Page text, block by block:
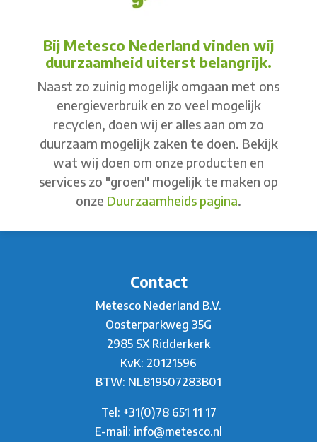
Bij Metesco Nederland vinden wij
duurzaamheid uiterst belangrijk.
Naast zo zuinig mogelijk omgaan met ons
energieverbruik en zo veel mogelijk
recyclen, doen wij er alles aan om zo
duurzaam mogelijk zaken te doen. Bekijk
wat wij doen om onze producten en
services zo "groen" mogelijk te maken op
onze Duurzaamheids pagina.
Contact
Metesco Nederland B.V.
Oosterparkweg 35G
2985 SX Ridderkerk
KvK: 20121596
BTW: NL819507283B01
Tel: +31(0)78 651 11 17
E-mail: info@metesco.nl